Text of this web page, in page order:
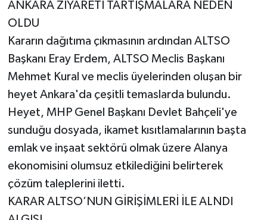
ANKARA ZİYARETİ TARTIŞMALARA NEDEN
OLDU
Kararın dağıtıma çıkmasının ardından ALTSO
Başkanı Eray Erdem, ALTSO Meclis Başkanı
Mehmet Kural ve meclis üyelerinden oluşan bir
heyet Ankara'da çeşitli temaslarda bulundu.
Heyet, MHP Genel Başkanı Devlet Bahçeli'ye
sunduğu dosyada, ikamet kısıtlamalarının başta
emlak ve inşaat sektörü olmak üzere Alanya
ekonomisini olumsuz etkilediğini belirterek
çözüm taleplerini iletti.
KARAR ALTSO’NUN GİRİŞİMLERİ İLE ALNDI